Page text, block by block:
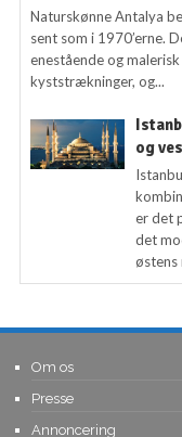
Naturskønne Antalya
sent som i 1970’erne.
enestående og
kyststrækninger, og...
og
er det
det
østens
Om os
Presse
Annoncering